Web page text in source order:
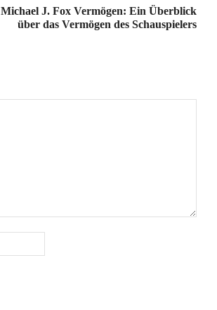
Michael J. Fox Vermögen: Ein Überblick
über das Vermögen des Schauspielers
Mail:*